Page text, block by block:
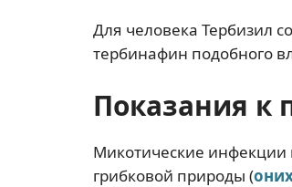
Для человека Тербизил
тербинафин подобного
Показания
Микотические инфекции
грибковой природы (